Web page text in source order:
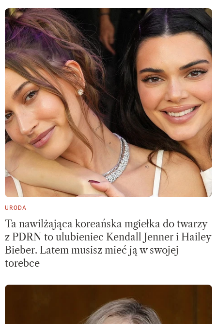
URODA
Ta nawilżająca koreańska mgiełka do twarzy
z PDRN to ulubieniec Kendall Jenner i Hailey
Bieber. Latem musisz mieć ją w swojej
torebce